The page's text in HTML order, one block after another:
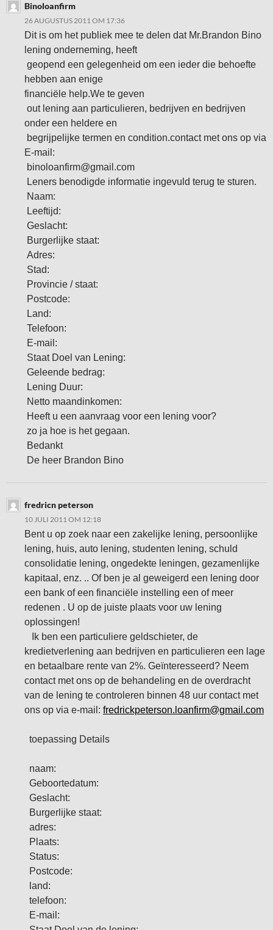
Binoloanfirm
26 AUGUSTUS 2011 OM 17:36
Dit is om het publiek mee te delen dat Mr.Brandon Bino
lening onderneming, heeft
geopend een gelegenheid om een ieder die behoefte
hebben aan enige
financiële help.We te geven
out lening aan particulieren, bedrijven en bedrijven
onder een heldere en
begrijpelijke termen en condition.contact met ons op via
E-mail:
binoloanfirm@gmail.com
Leners benodigde informatie ingevuld terug te sturen.
Naam:
Leeftijd:
Geslacht:
Burgerlijke staat:
Adres:
Stad:
Provincie / staat:
Postcode:
Land:
Telefoon:
E-mail:
Staat Doel van Lening:
Geleende bedrag:
Lening Duur:
Netto maandinkomen:
Heeft u een aanvraag voor een lening voor?
zo ja hoe is het gegaan.
Bedankt
De heer Brandon Bino
fredricn peterson
10 JULI 2011 OM 12:18
Bent u op zoek naar een zakelijke lening, persoonlijke
lening, huis, auto lening, studenten lening, schuld
consolidatie lening, ongedekte leningen, gezamenlijke
kapitaal, enz. .. Of ben je al geweigerd een lening door
een bank of een financiële instelling een of meer
redenen . U op de juiste plaats voor uw lening
oplossingen!
Ik ben een particuliere geldschieter, de
kredietverlening aan bedrijven en particulieren een lage
en betaalbare rente van 2%. Geïnteresseerd? Neem
contact met ons op de behandeling en de overdracht
van de lening te controleren binnen 48 uur contact met
ons op via e-mail: fredrickpeterson.loanfirm@gmail.com
toepassing Details
naam:
Geboortedatum:
Geslacht:
Burgerlijke staat:
adres:
Plaats:
Status:
Postcode:
land:
telefoon:
E-mail: